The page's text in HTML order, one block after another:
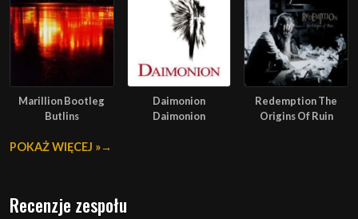
Marillion Bootleg
Butlins
Daimonion
Daimonion
Redemption The
Origins Of Ruin
POKAŻ WIĘCEJ »
Recenzje zespołu